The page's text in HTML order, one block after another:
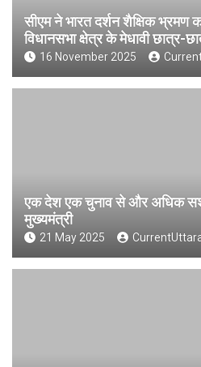
सीएम ने भारत दर्शन शैक्षिक भ्रमण
विधानसभा क्षेत्र के मेधावी छात्र-
16 November 2025
एक देश एक चुनाव से और अधिक
मुख्यमंत्री
21 May 2025